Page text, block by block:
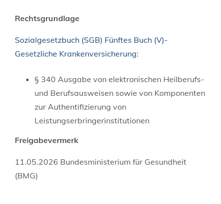
Rechtsgrundlage
Sozialgesetzbuch (SGB) Fünftes Buch (V)-
Gesetzliche Krankenversicherung:
§ 340 Ausgabe von elektronischen Heilberufs-
und Berufsausweisen sowie von Komponenten
zur Authentifizierung von
Leistungserbringerinstitutionen
Freigabevermerk
11.05.2026 Bundesministerium für Gesundheit
(BMG)